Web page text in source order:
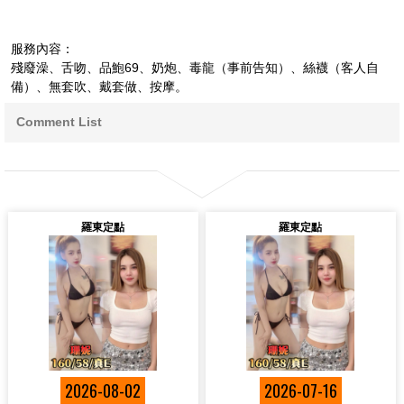
服務內容：
殘廢澡、舌吻、品鮑69、奶炮、毒龍（事前告知）、絲襪（客人自
備）、無套吹、戴套做、按摩。
Comment List
羅東定點
2026-08-02
羅東定點
2026-07-16